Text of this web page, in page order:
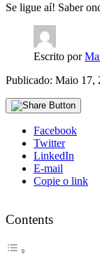
Se ligue aí! Saber
Escrito por
Publicado: Maio 17,
Facebook
Twitter
LinkedIn
E-mail
Copie o link
Contents